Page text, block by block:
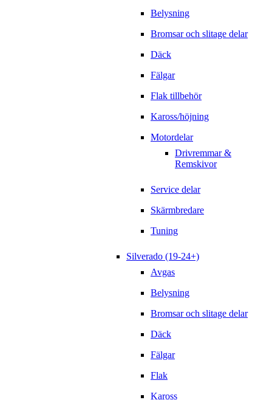
Belysning
Bromsar och slitage delar
Däck
Fälgar
Flak tillbehör
Kaross/höjning
Motordelar
Drivremmar &
Remskivor
Service delar
Skärmbredare
Tuning
Silverado (19-24+)
Avgas
Belysning
Bromsar och slitage delar
Däck
Fälgar
Flak
Kaross